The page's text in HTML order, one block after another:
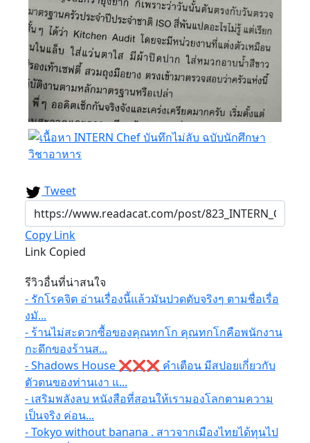
Tweet
Copy Link
Link Copied
รีวิวอื่นที่น่าสนใจ
- รักโรคจิต อ่านเรื่องนี้แล้วมันปวดตับจริงๆ ตามชื่อเรื่อ
งมั...
- ร้านไม่สะดวกซื้อของคุณทกโก คุณทกโกคือพนักงาน
กะดึกของร้านส...
- Shadows House ❌❌❌ คำเตือน มีสปอยเกี่ยวกับ
ตัวตนของท่านเงา แ...
- เสริมพลังลบ หนังสือที่สอนให้เรามองโลกตามความ
เป็นจริง ค่อน...
- Tokyo without banana . สาวจากเมืองไทยได้ทุนไป